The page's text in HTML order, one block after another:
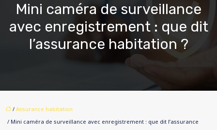
Mini caméra de surveillance
avec enregistrement : que dit
l’assurance habitation ?
/ Assurance habitation
/ Mini caméra de surveillance avec enregistrement : que dit l’assurance